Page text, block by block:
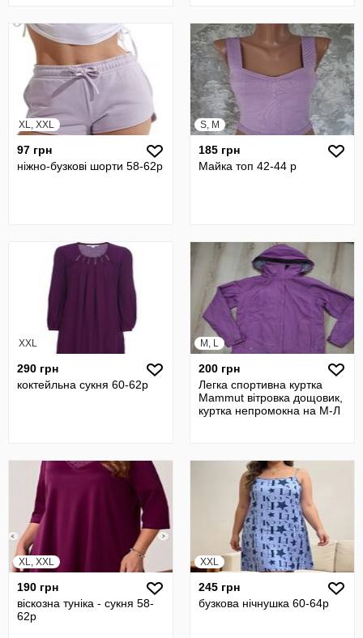
XL, XXL
97 грн
ніжно-бузкові шорти 58-62р
S, M
185 грн
Майка топ 42-44 р
XXL
290 грн
коктейльна сукня 60-62р
M, L
200 грн
Легка спортивна куртка
Mammut вітровка дощовик,
куртка непромокна на М-Л
XL, XXL
190 грн
віскозна туніка - сукня 58-
62р
XXL
245 грн
бузкова нічнушка 60-64р